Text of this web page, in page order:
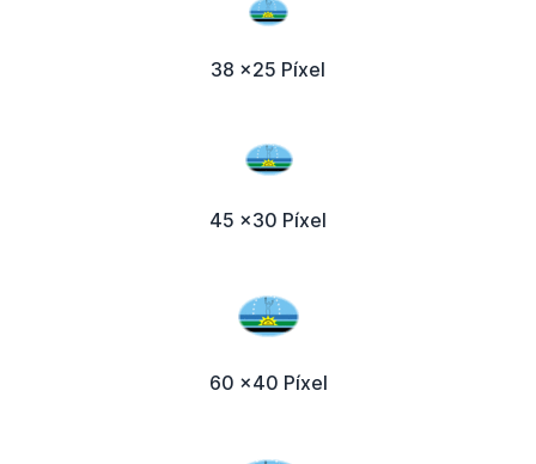
38 x25 Píxel
45 x30 Píxel
60 x40 Píxel